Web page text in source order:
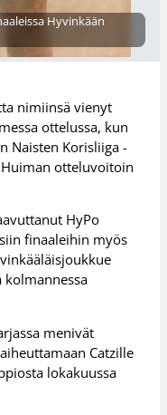
Hyvinkään
nimiinsä vienyt
ottelussa, kun
Naisten Korisliiga -
otteluvoitoin
HyPo
finaaleihin myös
kolmannessa
menivät
Catzille
lokakuussa